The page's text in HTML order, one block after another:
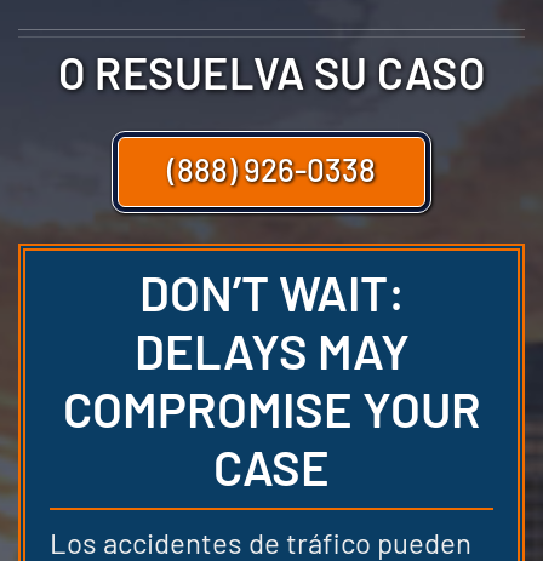
O RESUELVA SU CASO
(888) 926-0338
DON’T WAIT:
DELAYS MAY
COMPROMISE YOUR
CASE
Los accidentes de tráfico pueden